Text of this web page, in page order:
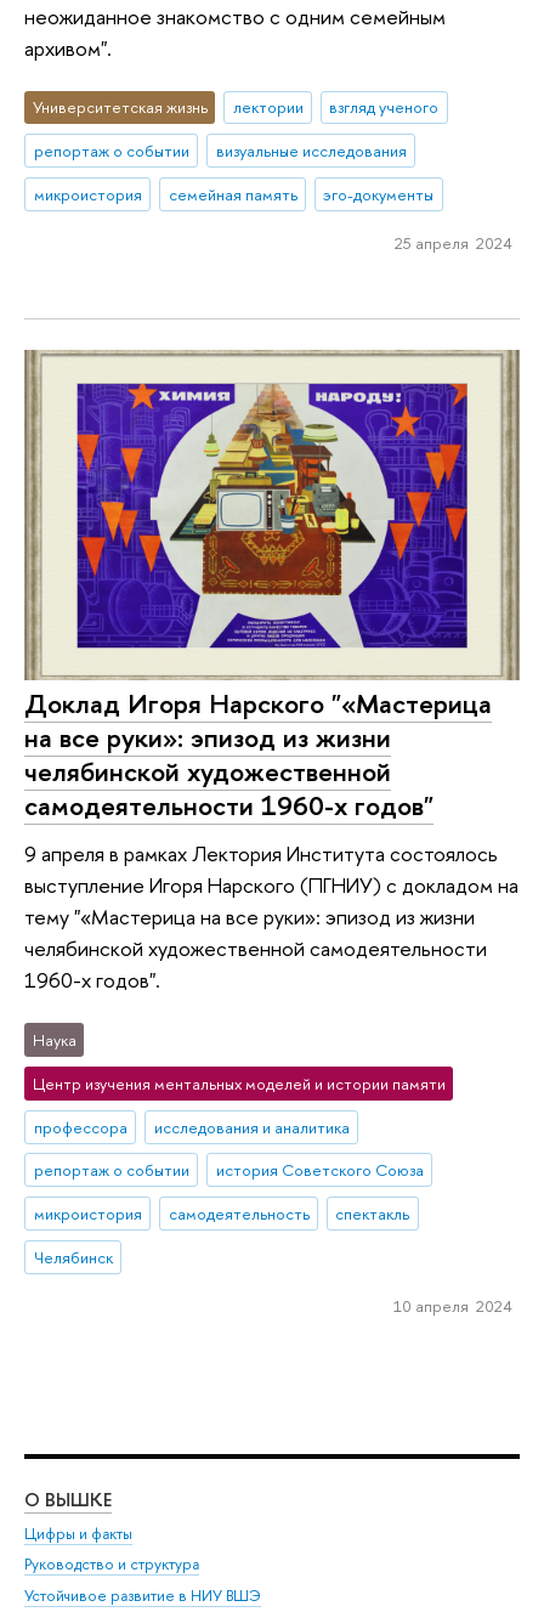
неожиданное знакомство с одним семейным
архивом".
Университетская жизнь лектории
взгляд ученого
репортаж о событии
визуальные исследования
микроистория
семейная память эго-документы
25 апреля 2024
Доклад Игоря Нарского "«Мастерица
на все руки»: эпизод из жизни
челябинской художественной
самодеятельности 1960-х годов"
9 апреля в рамках Лектория Института состоялось
выступление Игоря Нарского (ПГНИУ) с докладом на
тему "«Мастерица на все руки»: эпизод из жизни
челябинской художественной самодеятельности
1960-х годов".
Наука
Центр изучения ментальных моделей и истории памяти
профессора
исследования и аналитика
репортаж о событии
история Советского Союза
микроистория
самодеятельность
спектакль
Челябинск
10 апреля 2024
О ВЫШКЕ
Цифры и факты
Руководство и структура
Устойчивое развитие в НИУ ВШЭ